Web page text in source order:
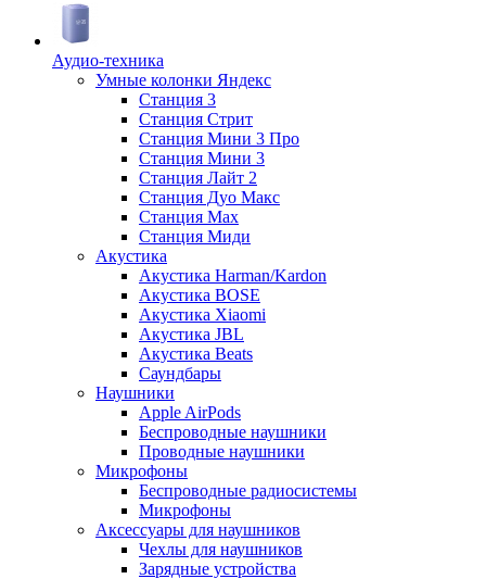
Аудио-техника
Умные колонки Яндекс
Станция 3
Станция Стрит
Станция Мини 3 Про
Станция Мини 3
Станция Лайт 2
Станция Дуо Макс
Станция Max
Станция Миди
Акустика
Акустика Harman/Kardon
Акустика BOSE
Акустика Xiaomi
Акустика JBL
Акустика Beats
Саундбары
Наушники
Apple AirPods
Беспроводные наушники
Проводные наушники
Микрофоны
Беспроводные радиосистемы
Микрофоны
Аксессуары для наушников
Чехлы для наушников
Зарядные устройства